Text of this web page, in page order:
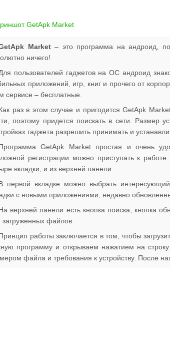
Market– это программа на андроид,
ничего!
пользователей гаджетов на ОС андроид
приложений, игр, книг и прочего от
сервисе – бесплатные.
раз в этом случае и пригодится GetApk
поэтому придется поискать в сети. Размер
гаджета разрешить принимать и
GetApk Market простая и очень
регистрации можно приступать к
вкладки, и из верхней панели.
первой вкладке можно выбрать
с новыми приложениями, недавно
верхней панели есть кнопка поиска, кнопка
загруженных файлов.
работы заключается в том, чтобы
программу и открываем нажатием на
файла и требования к устройству. После